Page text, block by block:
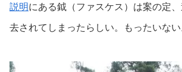
説明にある鉞（ファスケス）は案の定
去されてしまったらしい。もったいない